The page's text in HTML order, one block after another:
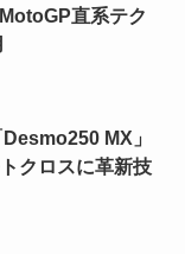
直系テク
MX」
クロスに革新技